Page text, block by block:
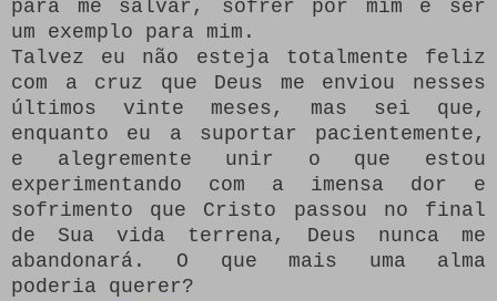
para me salvar, sofrer por mim e ser
um exemplo para mim.
Talvez eu não esteja totalmente feliz
com a cruz que Deus me enviou nesses
últimos vinte meses, mas sei que,
enquanto eu a suportar pacientemente,
e alegremente unir o que estou
experimentando com a imensa dor e
sofrimento que Cristo passou no final
de Sua vida terrena, Deus nunca me
abandonará.
O que mais uma alma
poderia querer?